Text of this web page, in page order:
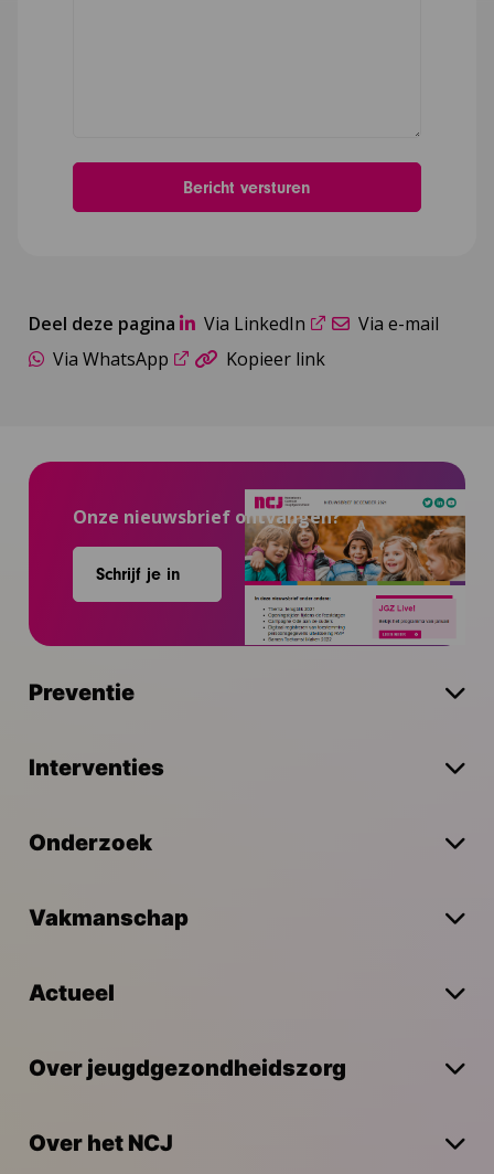
Deel deze pagina Via LinkedIn
Via e-mail
Via WhatsApp
Kopieer link
Onze nieuwsbrief ontvangen?
Schrijf je in
Preventie
Interventies
Onderzoek
Vakmanschap
Actueel
Over jeugdgezondheidszorg
Over het NCJ